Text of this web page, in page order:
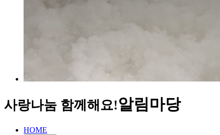
사랑나눔 함께해요!알림마당
HOME